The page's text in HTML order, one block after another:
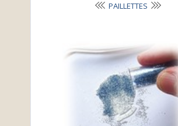
PAILLETTES